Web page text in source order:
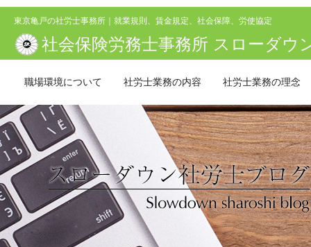
東京亀戸の社労士事務所｜就業規則、賃金規定、社会保障、労使協定
社会保険労務士事務所 スローダウ
職場環境について 社労士業務の内容 社労士業務の理念